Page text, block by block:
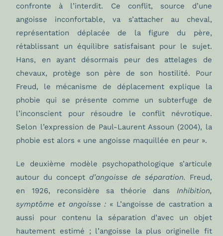
confronte à l’interdit. Ce conflit, source d’une
angoisse inconfortable, va s’attacher au cheval,
représentation déplacée de la figure du père,
rétablissant un équilibre satisfaisant pour le sujet.
Hans, en ayant désormais peur des attelages de
chevaux, protège son père de son hostilité. Pour
Freud, le mécanisme de déplacement explique la
phobie qui se présente comme un subterfuge de
l’inconscient pour résoudre le conflit névrotique.
Selon l’expression de Paul-Laurent Assoun (2004), la
phobie est alors « une angoisse maquillée en peur ».
Le deuxième modèle psychopathologique s’articule
autour du concept d’angoisse de séparation. Freud,
en 1926, reconsidère sa théorie dans Inhibition,
symptôme et angoisse : « L’angoisse de castration a
aussi pour contenu la séparation d’avec un objet
hautement estimé ; l’angoisse la plus originelle fit